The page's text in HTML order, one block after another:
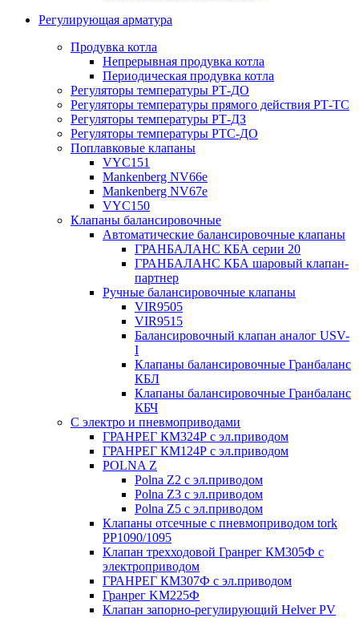
Регулирующая арматура
Продувка котла
Непрерывная продувка котла
Периодическая продувка котла
Регуляторы температуры РТ-ДО
Регуляторы температуры прямого действия РТ-ТС
Регуляторы температуры РТ-ДЗ
Регуляторы температуры РТС-ДО
Поплавковые клапаны
VYC151
Mankenberg NV66e
Mankenberg NV67e
VYC150
Клапаны балансировочные
Автоматические балансировочные клапаны
ГРАНБАЛАНС КБА серии 20
ГРАНБАЛАНС КБА шаровый клапан-
партнер
Ручные балансировочные клапаны
VIR9505
VIR9515
Балансировочный клапан аналог USV-
I
Клапаны балансировочные Гранбаланс
КБЛ
Клапаны балансировочные Гранбаланс
КБЧ
С электро и пневмоприводами
ГРАНРЕГ КМ324Р с эл.приводом
ГРАНРЕГ КМ124Р с эл.приводом
POLNA Z
Polna Z2 с эл.приводом
Polna Z3 с эл.приводом
Polna Z5 с эл.приводом
Клапаны отсечные с пневмоприводом tork
PP1090/1095
Клапан трехходовой Гранрег КМ305Ф с
электроприводом
ГРАНРЕГ КМ307Ф с эл.приводом
Гранрег KM225Ф
Клапан запорно-регулирующий Helver PV